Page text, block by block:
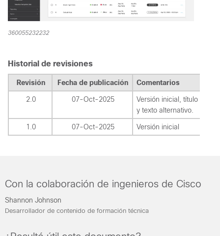
360055232232
Historial de revisiones
Revisión Fecha de publicación Comentarios
2.0 07-Oct-2025
Versión inicial, título
y texto alternativo.
1.0 07-Oct-2025 Versión inicial
Con la colaboración de ingenieros de Cisco
Shannon Johnson
Desarrollador de contenido de formación técnica